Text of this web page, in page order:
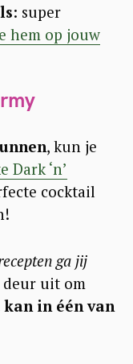
: super
hem op jouw
, kun je
Dark ‘n’
cocktail
ga jij
deur uit om
in één van